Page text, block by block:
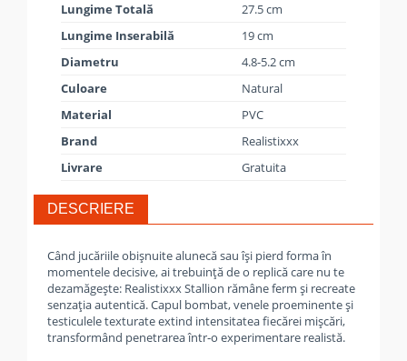
Lungime Totală
27.5 cm
Lungime Inserabilă
19 cm
Diametru
4.8-5.2 cm
Culoare
Natural
Material
PVC
Brand
Realistixxx
Livrare
Gratuita
DESCRIERE
Când jucăriile obișnuite alunecă sau își pierd forma în
momentele decisive, ai trebuință de o replică care nu te
dezamăgește: Realistixxx Stallion rămâne ferm și recreate
senzația autentică. Capul bombat, venele proeminente și
testiculele texturate extind intensitatea fiecărei mișcări,
transformând penetrarea într‑o experimentare realistă.